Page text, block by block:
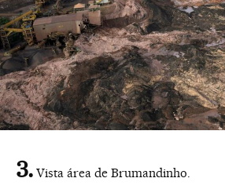
Vista área de Brumandinho.